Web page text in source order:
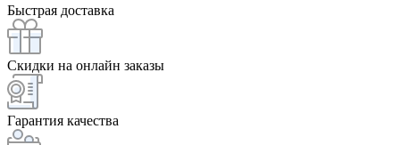
Быстрая доставка
Скидки на онлайн заказы
Гарантия качества